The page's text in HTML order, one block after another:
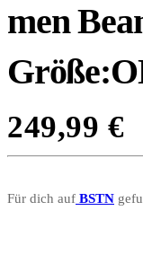
men
249,99€
Für dich auf BSTN